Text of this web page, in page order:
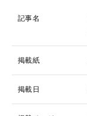
記事名
掲載紙
掲載日